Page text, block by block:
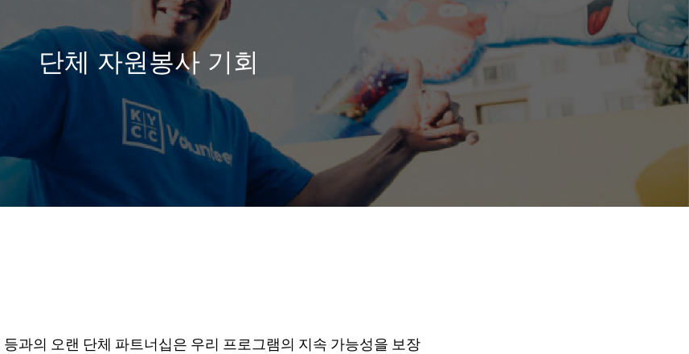
단체 자원봉사 기회
과의 오랜 단체 파트너십은 우리 프로그램의 지속 가능성을 보장